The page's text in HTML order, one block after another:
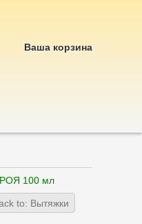
Ваша корзина
100 мл
to: Вытяжки